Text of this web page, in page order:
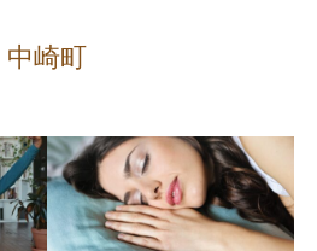
中崎町